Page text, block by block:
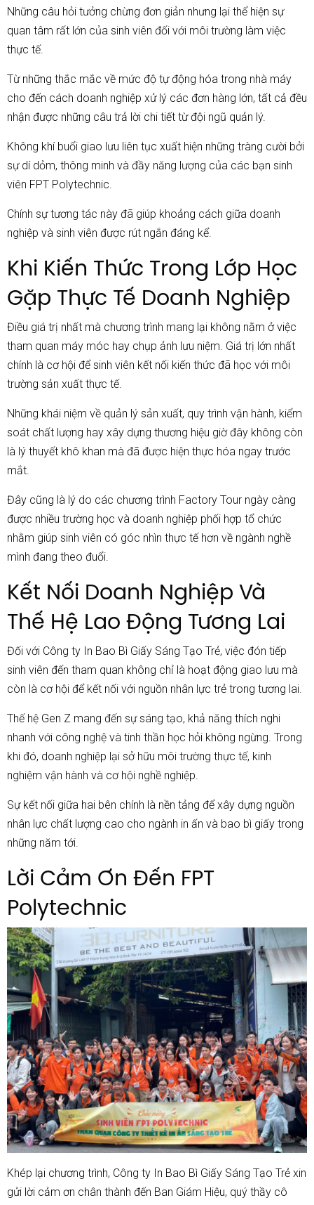
Những câu hỏi tưởng chừng đơn giản nhưng lại thể hiện sự
quan tâm rất lớn của sinh viên đối với môi trường làm việc
thực tế.
Từ những thắc mắc về mức độ tự động hóa trong nhà máy
cho đến cách doanh nghiệp xử lý các đơn hàng lớn, tất cả đều
nhận được những câu trả lời chi tiết từ đội ngũ quản lý.
Không khí buổi giao lưu liên tục xuất hiện những tràng cười bởi
sự dí dỏm, thông minh và đầy năng lượng của các bạn sinh
viên FPT Polytechnic.
Chính sự tương tác này đã giúp khoảng cách giữa doanh
nghiệp và sinh viên được rút ngắn đáng kể.
Khi Kiến Thức Trong Lớp Học
Gặp Thực Tế Doanh Nghiệp
Điều giá trị nhất mà chương trình mang lại không nằm ở việc
tham quan máy móc hay chụp ảnh lưu niệm. Giá trị lớn nhất
chính là cơ hội để sinh viên kết nối kiến thức đã học với môi
trường sản xuất thực tế.
Những khái niệm về quản lý sản xuất, quy trình vận hành, kiểm
soát chất lượng hay xây dựng thương hiệu giờ đây không còn
là lý thuyết khô khan mà đã được hiện thực hóa ngay trước
mắt.
Đây cũng là lý do các chương trình Factory Tour ngày càng
được nhiều trường học và doanh nghiệp phối hợp tổ chức
nhằm giúp sinh viên có góc nhìn thực tế hơn về ngành nghề
mình đang theo đuổi.
Kết Nối Doanh Nghiệp Và
Thế Hệ Lao Động Tương Lai
Đối với Công ty In Bao Bì Giấy Sáng Tạo Trẻ, việc đón tiếp
sinh viên đến tham quan không chỉ là hoạt động giao lưu mà
còn là cơ hội để kết nối với nguồn nhân lực trẻ trong tương lai.
Thế hệ Gen Z mang đến sự sáng tạo, khả năng thích nghi
nhanh với công nghệ và tinh thần học hỏi không ngừng. Trong
khi đó, doanh nghiệp lại sở hữu môi trường thực tế, kinh
nghiệm vận hành và cơ hội nghề nghiệp.
Sự kết nối giữa hai bên chính là nền tảng để xây dựng nguồn
nhân lực chất lượng cao cho ngành in ấn và bao bì giấy trong
những năm tới.
Lời Cảm Ơn Đến FPT
Polytechnic
Khép lại chương trình, Công ty In Bao Bì Giấy Sáng Tạo Trẻ xin
gửi lời cảm ơn chân thành đến Ban Giám Hiệu, quý thầy cô